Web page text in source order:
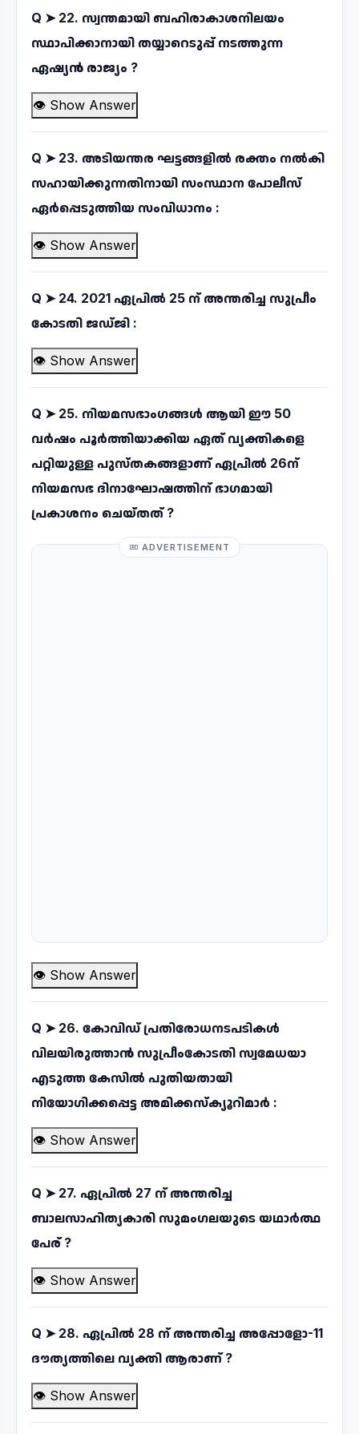
Q ➤ 22. സ്വന്തമായി ബഹിരാകാശനിലയം
സ്ഥാപിക്കാനായി തയ്യാറെടുപ്പ് നടത്തുന്ന
ഏഷ്യൻ രാജ്യം ?
👁 Show Answer
Q ➤ 23. അടിയന്തര ഘട്ടങ്ങളിൽ രക്തം നൽകി
സഹായിക്കുന്നതിനായി സംസ്ഥാന പോലീസ്
ഏർപ്പെടുത്തിയ സംവിധാനം :
👁 Show Answer
Q ➤ 24. 2021 ഏപ്രിൽ 25 ന് അന്തരിച്ച സുപ്രീം
കോടതി ജഡ്ജി :
👁 Show Answer
Q ➤ 25. നിയമസഭാംഗങ്ങൾ ആയി ഈ 50
വർഷം പൂർത്തിയാക്കിയ ഏത് വ്യക്തികളെ
പറ്റിയുള്ള പുസ്തകങ്ങളാണ് ഏപ്രിൽ 26ന്
നിയമസഭ ദിനാഘോഷത്തിന് ഭാഗമായി
പ്രകാശനം ചെയ്തത് ?
ADVERTISEMENT
👁 Show Answer
Q ➤ 26. കോവിഡ് പ്രതിരോധനടപടികൾ
വിലയിരുത്താൻ സുപ്രീംകോടതി സ്വമേധയാ
എടുത്ത കേസിൽ പുതിയതായി
നിയോഗിക്കപ്പെട്ട അമിക്കസ്ക്യൂറിമാർ :
👁 Show Answer
Q ➤ 27. ഏപ്രിൽ 27 ന് അന്തരിച്ച
ബാലസാഹിത്യകാരി സുമംഗലയുടെ യഥാർത്ഥ
പേര് ?
👁 Show Answer
Q ➤ 28. ഏപ്രിൽ 28 ന് അന്തരിച്ച അപ്പോളോ-11
ദൗത്യത്തിലെ വ്യക്തി ആരാണ് ?
👁 Show Answer